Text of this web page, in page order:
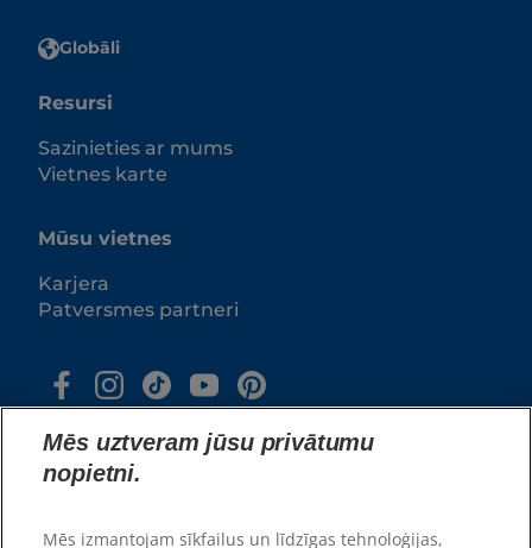
Globāli
Resursi
Sazinieties ar mums
Vietnes karte
Mūsu vietnes
Karjera
Patversmes partneri
Mēs uztveram jūsu privātumu
nopietni.
Mēs izmantojam sīkfailus un līdzīgas tehnoloģijas,